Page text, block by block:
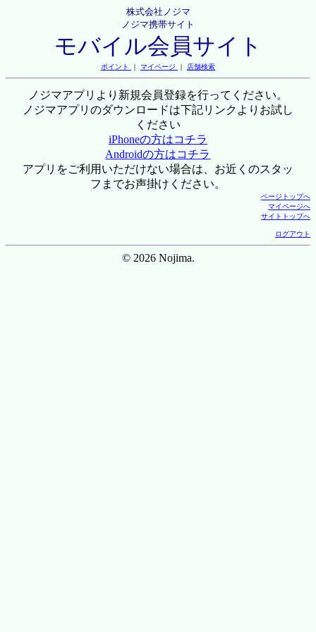
株式会社ノジマ
ノジマ携帯サイト
モバイル会員サイト
ポイント ｜ マイページ ｜ 店舗検索
ノジマアプリより新規会員登録を行ってください。
ノジマアプリのダウンロードは下記リンクよりお試し
ください
iPhoneの方はコチラ
Androidの方はコチラ
アプリをご利用いただけない場合は、お近くのスタッ
フまでお声掛けください。
ページトップへ
マイページへ
サイトトップへ
ログアウト
© 2026 Nojima.